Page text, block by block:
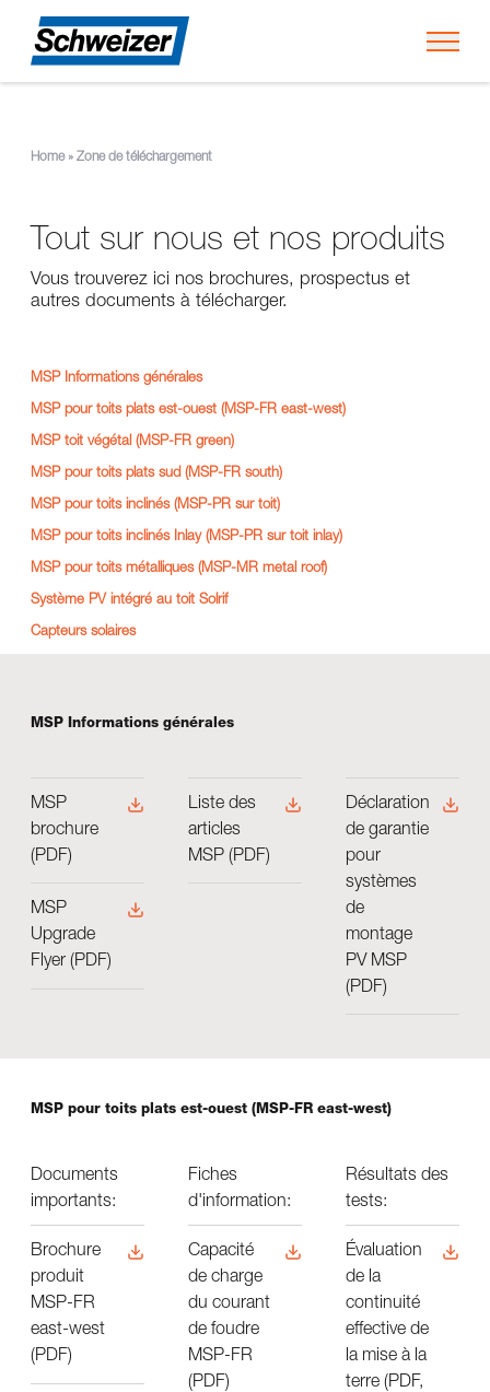
Home» Zone de téléchargement
Tout sur nous et nos produits
Vous trouverez ici nos brochures, prospectus et
autres documents à télécharger.
MSP Informations générales
MSP pour toits plats est-ouest (MSP-FR east-west)
MSP toit végétal (MSP-FR green)
MSP pour toits plats sud (MSP-FR south)
MSP pour toits inclinés (MSP-PR sur toit)
MSP pour toits inclinés Inlay (MSP-PR sur toit inlay)
MSP pour toits métalliques (MSP-MR metal roof)
Système PV intégré au toit Solrif
Capteurs solaires
MSP Informations générales
MSP
brochure
(PDF)
MSP
Upgrade
Flyer (PDF)
Liste des
articles
MSP (PDF)
Déclaration
de garantie
pour
systèmes
de
montage
PV MSP
(PDF)
MSP pour toits plats est-ouest (MSP-FR east-west)
Documents
importants:
Brochure
produit
MSP-FR
east-west
(PDF)
Fiches
d'information:
Capacité
de charge
du courant
de foudre
MSP-FR
(PDF)
​Résultats des
tests:
Évaluation
de la
continuité
effective de
la mise à la
terre (PDF,